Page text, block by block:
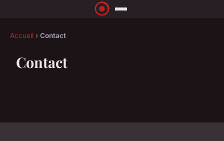
Accueil › Contact
Contact